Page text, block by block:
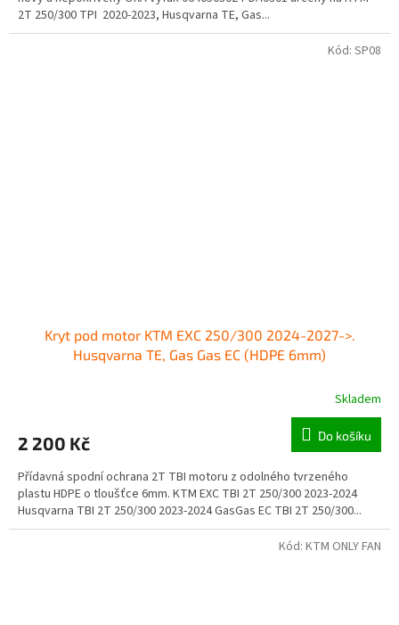
2T 250/300 TPI 2020-2023, Husqvarna TE, Gas...
Kryt pod motor KTM EXC 250/300 2024-2027->.
Husqvarna TE, Gas Gas EC (HDPE 6mm)
Skladem
2 200 Kč Do košíku
Přídavná spodní ochrana 2T TBI motoru z odolného tvrzeného
plastu HDPE o tloušťce 6mm. KTM EXC TBI 2T 250/300 2023-2024
Husqvarna TBI 2T 250/300 2023-2024 GasGas EC TBI 2T 250/300...
Kód: SP08
Kód: KTM ONLY FAN